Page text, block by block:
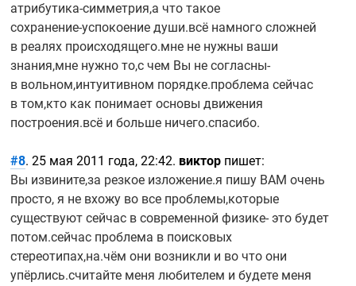
атрибутика-симметрия,а что такое
сохранение-успокоение души.всё намного сложней
в реалях происходящего.мне не нужны ваши
знания,мне нужно то,с чем Вы не согласны-
в вольном,интуитивном порядке.проблема сейчас
в том,кто как понимает основы движения
построения.всё и больше ничего.спасибо.
#8. 25 мая 2011 года, 22:42. виктор пишет:
Вы извините,за резкое изложение.я пишу ВАМ очень
просто, я не вхожу во все проблемы,которые
существуют сейчас в современной физике- это будет
потом.сейчас проблема в поисковых
стереотипах,на.чём они возникли и во что они
упёрлись.считайте меня любителем и будете меня